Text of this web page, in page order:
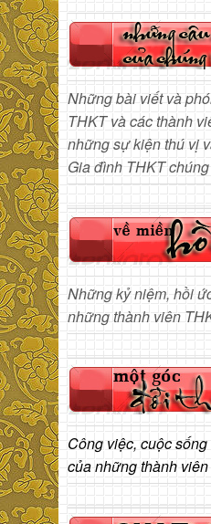
Những bài viết và
THKT và các thành
những sự kiện thú vị
Gia đình THKT
Những kỷ niệm, hồi
những thành viên
Công việc, cuộc
của những thành viên